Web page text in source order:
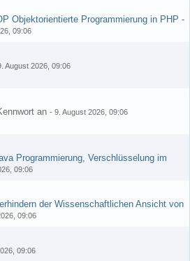
Objektorientierte Programmierung in PHP -
09:06
August 2026, 09:06
an - 9. August 2026, 09:06
Programmierung, Verschlüsselung im
09:06
der Wissenschaftlichen Ansicht von
09:06
09:06